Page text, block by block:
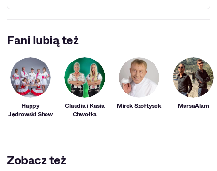
występował on również jako prowadzący "Gali śląskiej
piosenki", a wraz z Kabaretem Rak, pojawiał się na wielu
Fani lubią też
Happy
Jędrowski Show
Claudia i Kasia
Chwołka
Mirek Szołtysek MarsaAlam
Zobacz też